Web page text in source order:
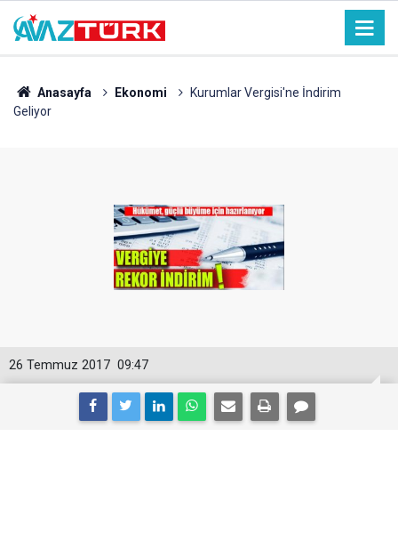
Anasayfa Ekonomi
Kurumlar Vergisi'ne İndirim
Geliyor
09:47
26 Temmuz 2017